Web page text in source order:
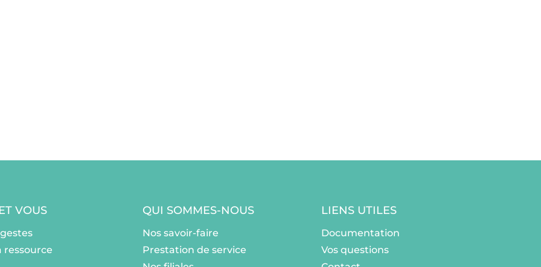
VOUS
ressource
QUI SOMMES-NOUS
Nos savoir-faire
Prestation de service
LIENS UTILES
Documentation
Vos questions